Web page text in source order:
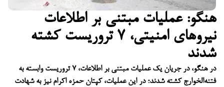
هنگو: عملیات مبتنی بر اطلاعات
نیروهای امنیتی، ۷ تروریست کشته
شدند
در هنگو، در جریان یک عملیات مبتنی بر اطلاعات، ۷ تروریست وابسته به
فتنه‌الخوارج کشته شدند؛ در این عملیات، کپتان حمزه اکرام نیز به شهادت